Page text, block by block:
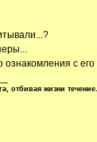
ознакомления с его
отбивая жизни